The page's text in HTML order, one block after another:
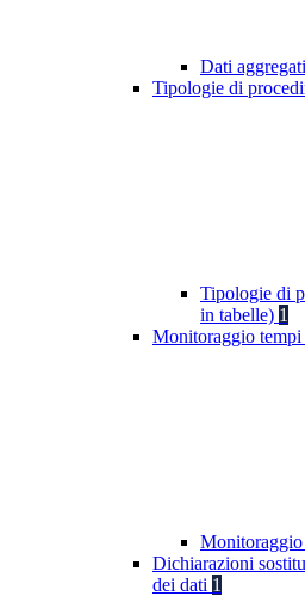
Dati
Tipologie di
Tipologie di
in tabelle) 1
Monitoraggio tempi
Dichiarazioni
dei dati 1